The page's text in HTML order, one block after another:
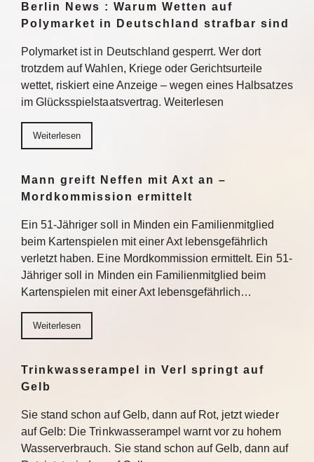
Berlin News : Warum Wetten auf
Polymarket in Deutschland strafbar sind
Polymarket ist in Deutschland gesperrt. Wer dort
trotzdem auf Wahlen, Kriege oder Gerichtsurteile
wettet, riskiert eine Anzeige – wegen eines Halbsatzes
im Glücksspielstaatsvertrag. Weiterlesen
Weiterlesen
Mann greift Neffen mit Axt an –
Mordkommission ermittelt
Ein 51-Jähriger soll in Minden ein Familienmitglied
beim Kartenspielen mit einer Axt lebensgefährlich
verletzt haben. Eine Mordkommission ermittelt. Ein 51-
Jähriger soll in Minden ein Familienmitglied beim
Kartenspielen mit einer Axt lebensgefährlich…
Weiterlesen
Trinkwasserampel in Verl springt auf
Gelb
Sie stand schon auf Gelb, dann auf Rot, jetzt wieder
auf Gelb: Die Trinkwasserampel warnt vor zu hohem
Wasserverbrauch. Sie stand schon auf Gelb, dann auf